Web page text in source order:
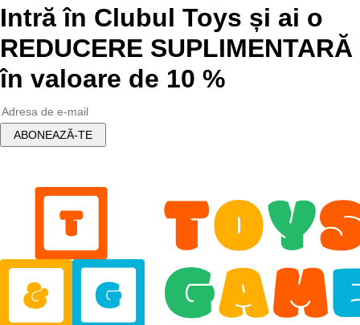
Intră în Clubul Toys și ai o
REDUCERE SUPLIMENTARĂ
în valoare de 10 %